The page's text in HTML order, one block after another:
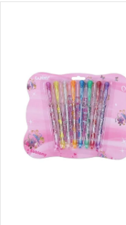
Abecedně